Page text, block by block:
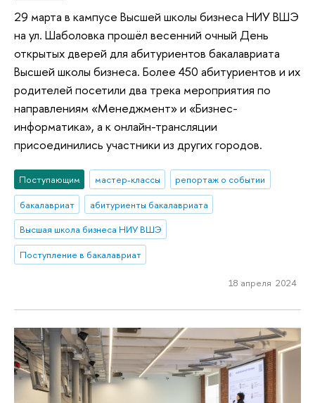
29 марта в кампусе Высшей школы бизнеса НИУ ВШЭ
на ул. Шаболовка прошёл весенний очный День
открытых дверей для абитуриентов бакалавриата
Высшей школы бизнеса. Более 450 абитуриентов и их
родителей посетили два трека мероприятия по
направлениям «Менеджмент» и «Бизнес-
информатика», а к онлайн-трансляции
присоединились участники из других городов.
Поступающим мастер-классы
репортаж о событии
бакалавриат
абитуриенты бакалавриата
Высшая школа бизнеса НИУ ВШЭ
Поступление в бакалавриат
18 апреля 2024